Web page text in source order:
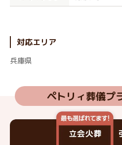
対応エリア
兵庫県
ペトリィ葬儀プ